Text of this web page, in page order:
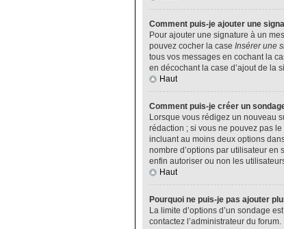
Comment puis-je ajouter une
Pour ajouter une signature à un
pouvez cocher la case Insérer une
tous vos messages en cochant la
en décochant la case d’ajout de la
Haut
Comment puis-je créer un
Lorsque vous rédigez un nouveau
rédaction ; si vous ne pouvez pas
incluant au moins deux options
nombre d’options par utilisateur en
enfin autoriser ou non les
Haut
Pourquoi ne puis-je pas ajouter
La limite d’options d’un sondage
contactez l’administrateur du forum.